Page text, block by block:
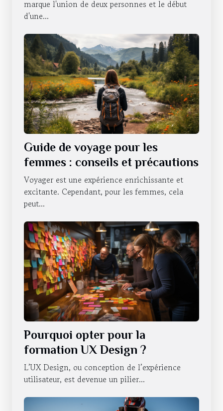
marque l'union de deux personnes et le début
d'une...
Guide de voyage pour les
femmes : conseils et précautions
Voyager est une expérience enrichissante et
excitante. Cependant, pour les femmes, cela
peut...
Pourquoi opter pour la
formation UX Design ?
L’UX Design, ou conception de l’expérience
utilisateur, est devenue un pilier...